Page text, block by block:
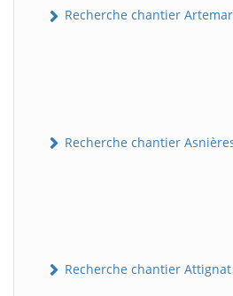
Recherche chantier
Recherche chantier
Recherche chantier Attignat